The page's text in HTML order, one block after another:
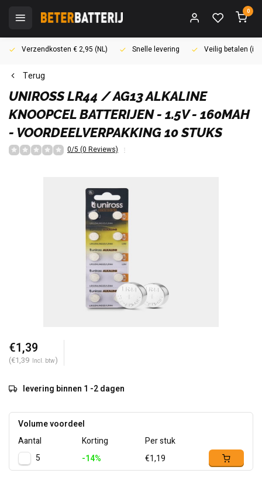
0
Verzendkosten € 2,95 (NL) Snelle levering Veilig betalen
Terug
UNIROSSLR44 / AG13 ALKALINE
KNOOPCEL BATTERIJEN - 1.5V - 160MAH
- VOORDEELVERPAKKING 10 STUKS
0/5 (0 Reviews)
€1,39
(€1,39 Incl. btw)
levering binnen 1 -2 dagen
Volume voordeel
Aantal
Korting
Per stuk
5
-14% €1,19